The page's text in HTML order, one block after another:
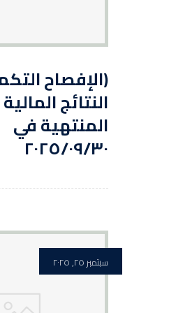
(الإفصاح
النتائج
المنتهية في
٢٠٢٥/٠٩/٣٠
سبتمبر ٢٥, ٢٠٢٥